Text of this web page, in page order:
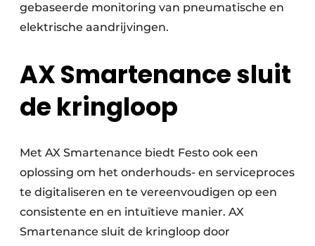
gebaseerde monitoring van pneumatische en
elektrische aandrijvingen.
AX Smartenance sluit
de kringloop
Met AX Smartenance biedt Festo ook een
oplossing om het onderhouds- en serviceproces
te digitaliseren en te vereenvoudigen op een
consistente en en intuïtieve manier. AX
Smartenance sluit de kringloop door